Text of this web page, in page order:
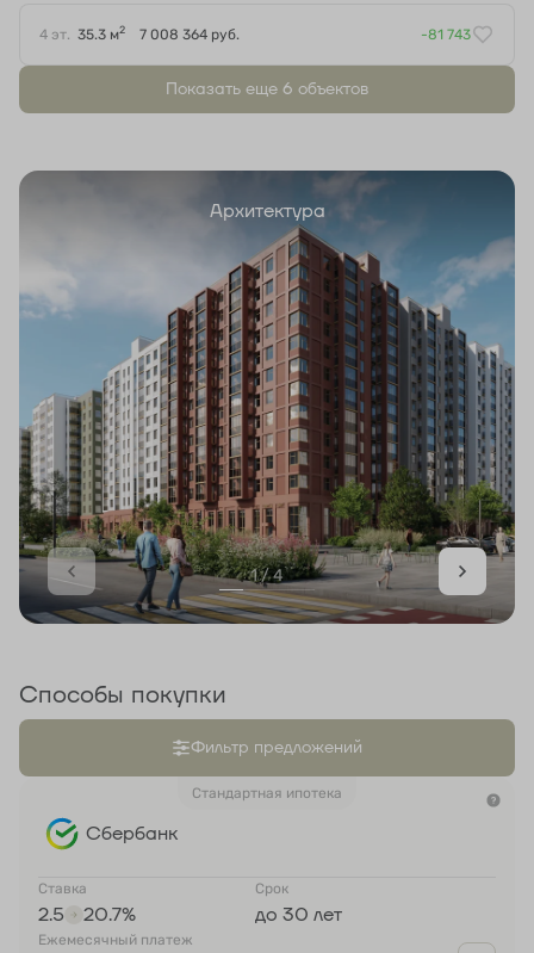
4 эт. 35.3 м2 7 008 364 руб. -81 743
Показать еще 6 объектов
Архитектура
1 / 4
Способы покупки
Фильтр предложений
Стандартная ипотека
Сбербанк
Ставка
2.5 20.7%
Срок
до 30 лет
Ежемесячный платеж